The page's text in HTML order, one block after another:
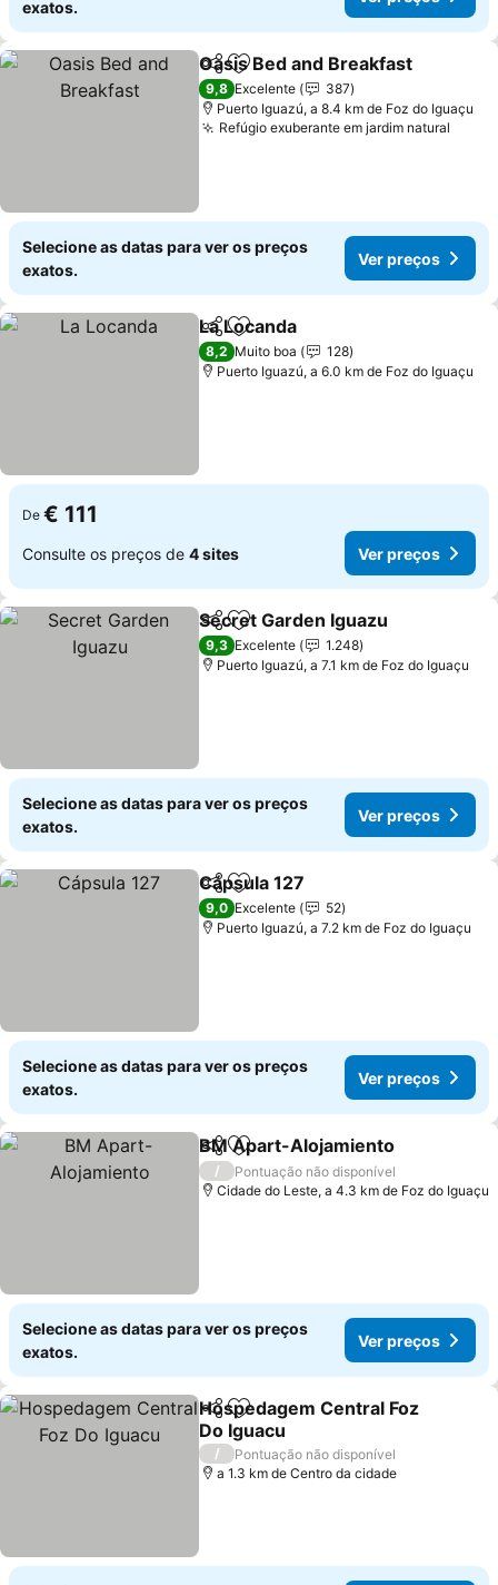
exatos.
PartilharAdicionar aos favoritos
Oasis Bed and Breakfast
9,8 Excelente
387
Puerto Iguazú, a 8.4 km de Foz do Iguaçu
Refúgio exuberante em jardim natural
Selecione as datas para ver os preços
exatos.
Ver preços
PartilharAdicionar aos favoritos
La Locanda
8,2 Muito boa
128
Puerto Iguazú, a 6.0 km de Foz do Iguaçu
De € 111
Consulte os preços de 4 sites Ver preços
PartilharAdicionar aos favoritos
Secret Garden Iguazu
9,3 Excelente
1.248
Puerto Iguazú, a 7.1 km de Foz do Iguaçu
Selecione as datas para ver os preços
exatos.
Ver preços
PartilharAdicionar aos favoritos
Cápsula 127
9,0 Excelente
52
Puerto Iguazú, a 7.2 km de Foz do Iguaçu
Selecione as datas para ver os preços
exatos.
Ver preços
PartilharAdicionar aos favoritos
BM Apart-Alojamiento
/
Pontuação não disponível
Cidade do Leste, a 4.3 km de Foz do Iguaçu
Selecione as datas para ver os preços
exatos.
Ver preços
PartilharAdicionar aos favoritos
Hospedagem Central Foz
Do Iguacu
/
Pontuação não disponível
a 1.3 km de Centro da cidade